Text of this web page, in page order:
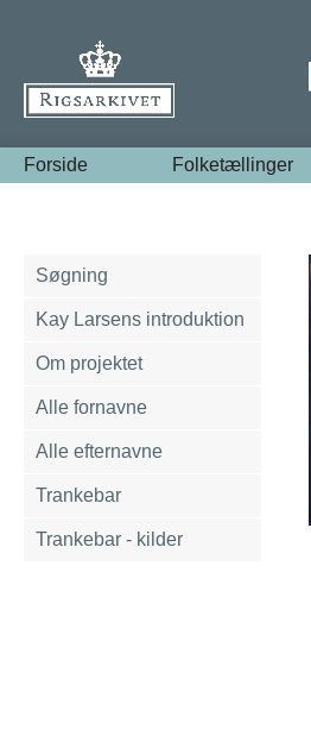
Forside Folketællinger
Søgning
Kay Larsens introduktion
Om projektet
Alle fornavne
Alle efternavne
Trankebar
Trankebar - kilder